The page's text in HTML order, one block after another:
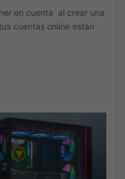
en cuenta al crear una
cuentas online están